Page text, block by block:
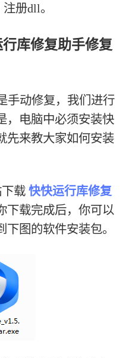
册dll。
库修复助手修复
手动修复，我们进行
，电脑中必须安装快
先来教大家如何安装
载 快快运行库修复
下载完成后，你可以
图的软件安装包。